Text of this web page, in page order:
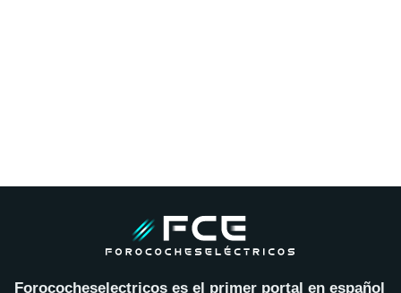
Forococheselectricos es el primer portal en español